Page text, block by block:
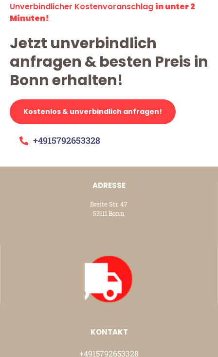
Unverbindlicher Kostenvoranschlag in unter 2
Minuten!
Jetzt unverbindlich
anfragen & besten Preis in
Bonn erhalten!
Kostenlos & unverbindlich anfragen!
+4915792653328
ADRESSE
Breite Str. 47
53111 Bonn
KONTAKT
+4915792653328